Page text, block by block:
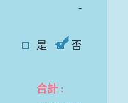
-
是 否